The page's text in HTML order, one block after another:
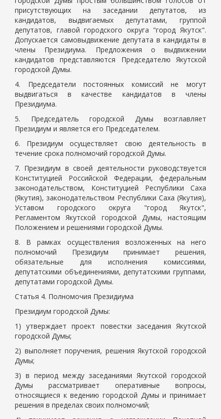
присутствующих на заседании депутатов, из
кандидатов, выдвигаемых депутатами, группой
депутатов, главой городского округа "город Якутск".
Допускается самовыдвижение депутата в кандидаты в
члены Президиума. Предложения о выдвижении
кандидатов представляются Председателю Якутской
городской Думы.
4. Председатели постоянных комиссий не могут
выдвигаться в качестве кандидатов в члены
Президиума.
5. Председатель городской Думы возглавляет
Президиум и является его Председателем.
6. Президиум осуществляет свою деятельность в
течение срока полномочий городской Думы.
7. Президиум в своей деятельности руководствуется
Конституцией Российской Федерации, федеральным
законодательством, Конституцией Республики Саха
(Якутия), законодательством Республики Саха (Якутия),
Уставом городского округа "город Якутск",
Регламентом Якутской городской Думы, настоящим
Положением и решениями городской Думы.
8. В рамках осуществления возложенных на него
полномочий Президиум принимает решения,
обязательные для исполнения комиссиями,
депутатскими объединениями, депутатскими группами,
депутатами городской Думы.
Статья 4. Полномочия Президиума
Президиум городской Думы:
1) утверждает проект повестки заседания Якутской
городской Думы;
2) выполняет поручения, решения Якутской городской
Думы;
3) в период между заседаниями Якутской городской
Думы рассматривает оперативные вопросы,
относящиеся к ведению городской Думы и принимает
решения в пределах своих полномочий;